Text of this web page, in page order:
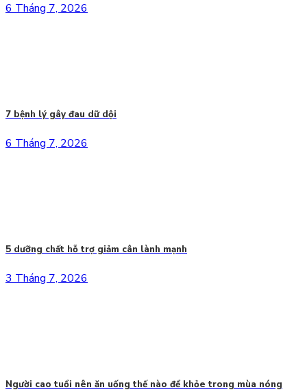
6 Tháng 7, 2026
7 bệnh lý gây đau dữ dội
6 Tháng 7, 2026
5 dưỡng chất hỗ trợ giảm cân lành mạnh
3 Tháng 7, 2026
Người cao tuổi nên ăn uống thế nào để khỏe trong mùa nóng